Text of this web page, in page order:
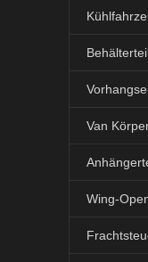
Van
Wing-